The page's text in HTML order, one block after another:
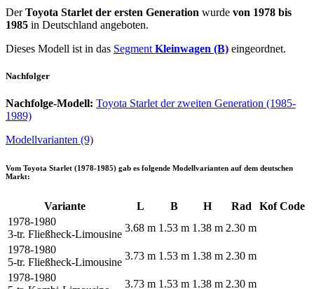
DerToyota Starlet der ersten Generation wurde von 1978 bis
1985 in Deutschland angeboten.
Dieses Modell ist in das Segment Kleinwagen (B) eingeordnet.
Nachfolger
Nachfolge-Modell: Toyota Starlet der zweiten Generation (1985-
1989)
Modellvarianten (9)
Vom Toyota Starlet (1978-1985) gab es folgende Modellvarianten auf dem deutschen
Markt:
Variante L B H Rad Kof Code
1978-1980
3-tr. Fließheck-Limousine
3.68 m 1.53 m 1.38 m 2.30 m
1978-1980
5-tr. Fließheck-Limousine
3.73 m 1.53 m 1.38 m 2.30 m
1978-1980
3.73 m 1.53 m 1.38 m 2.30 m